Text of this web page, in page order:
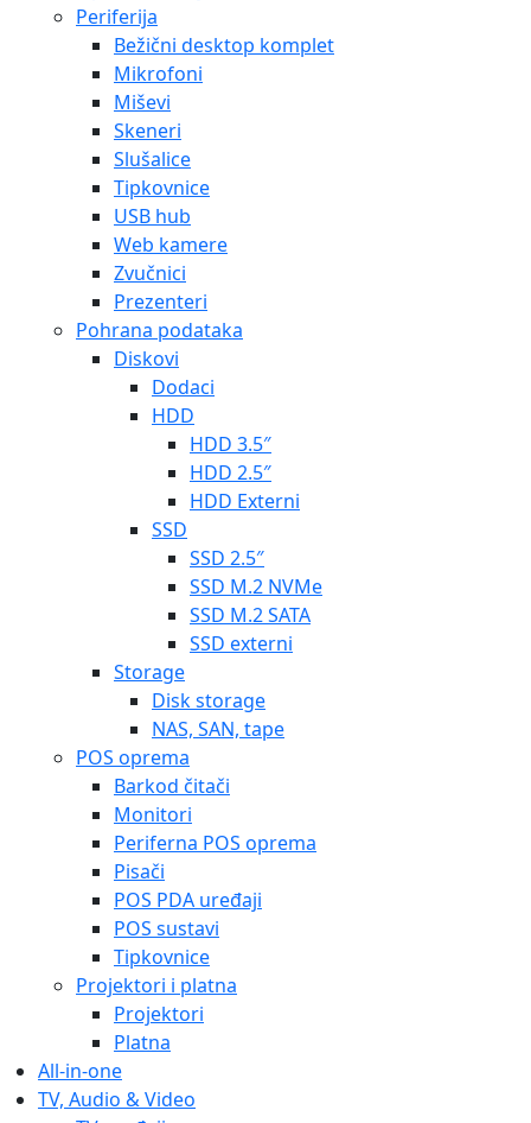
Periferija
Bežični desktop komplet
Mikrofoni
Miševi
Skeneri
Slušalice
Tipkovnice
USB hub
Web kamere
Zvučnici
Prezenteri
Pohrana podataka
Diskovi
Dodaci
HDD
HDD 3.5″
HDD 2.5″
HDD Externi
SSD
SSD 2.5″
SSD M.2 NVMe
SSD M.2 SATA
SSD externi
Storage
Disk storage
NAS, SAN, tape
POS oprema
Barkod čitači
Monitori
Periferna POS oprema
Pisači
POS PDA uređaji
POS sustavi
Tipkovnice
Projektori i platna
Projektori
Platna
All-in-one
TV, Audio & Video